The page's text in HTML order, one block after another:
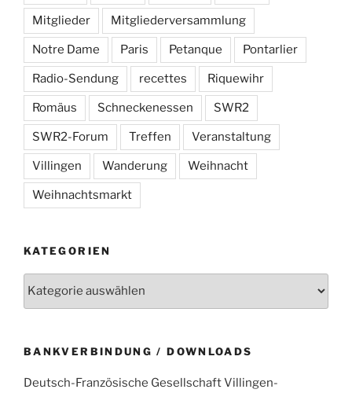
Mitglieder Mitgliederversammlung
Notre Dame Paris Petanque Pontarlier
Radio-Sendung recettes Riquewihr
Romäus Schneckenessen SWR2
SWR2-Forum Treffen Veranstaltung
Villingen Wanderung Weihnacht
Weihnachtsmarkt
KATEGORIEN
BANKVERBINDUNG / DOWNLOADS
Deutsch-Französische Gesellschaft Villingen-